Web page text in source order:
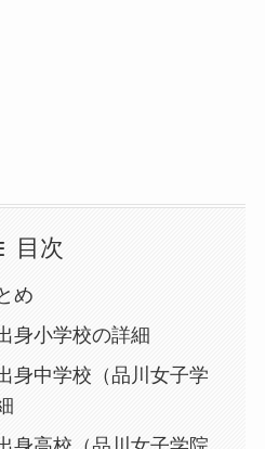
目次
め
身小学校の詳細
身中学校（品川女子学